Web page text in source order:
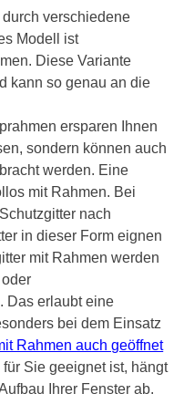
verschiedene
Modell ist
Diese Variante
kann so genau an die
ersparen Ihnen
sondern können auch
werden. Eine
mit Rahmen. Bei
nach
in dieser Form eignen
mit Rahmen werden
Das erlaubt eine
bei dem Einsatz
Rahmen auch geöffnet
Sie geeignet ist, hängt
Ihrer Fenster ab.